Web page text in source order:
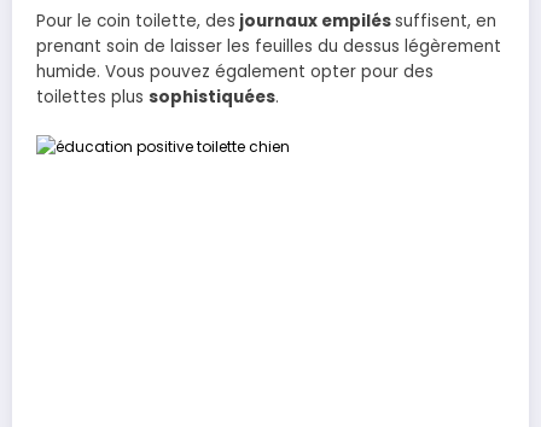
Pour le coin toilette, des journaux empiléssuffisent, en
prenant soin de laisser les feuilles du dessus légèrement
humide. Vous pouvez également opter pour des
toilettes plus sophistiquées.